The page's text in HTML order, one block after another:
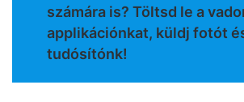
számára is? Töltsd le a
applikációnkat, küldj fotót
tudósítónk!